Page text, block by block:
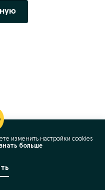
изменить настройки cookies
больше